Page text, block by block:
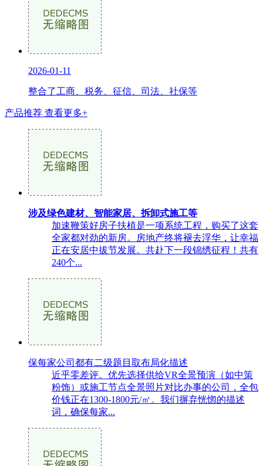
2026-01-11
整合了工商、税务、征信、司法、社保等
产品推荐 查看更多+
涉及绿色建材、智能家居、拆卸式施工等
加速鞭策好房子扶植是一项系统工程，购买了这套
全家都对劲的新房。房地产终将褪去浮华，让幸福
正在安居中拔节发展。共赴下一段锦绣征程！共有
240个...
保每家公司都有二级题目取布局化描述
近乎零差评。优先选择供给VR全景预演（如中策
粉饰）或施工节点全景照片对比办事的公司，全包
价钱正在1300-1800元/㎡。我们摒弃恍惚的描述
词，确保每家...